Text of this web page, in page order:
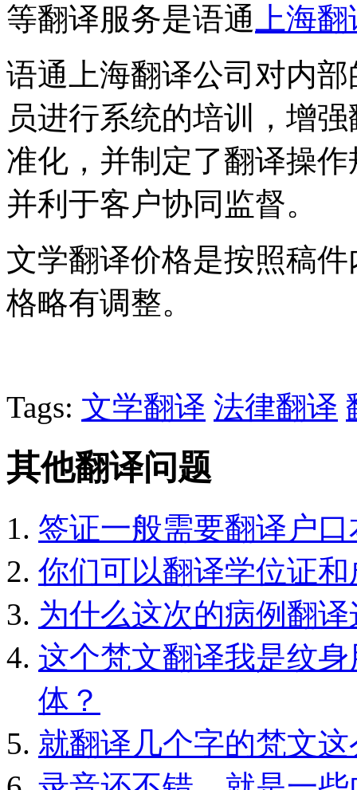
等翻译服务是语通 上海
语通上海翻译公司对内
员进行系统的培训，增
准化，并制定了翻译操
并利于客户协同监督。
文学翻译价格是按照稿
格略有调整。
Tags: 文学翻译 法律翻译
其他翻译问题
签证一般需要翻译户
你们可以翻译学位证
为什么这次的病例翻
这个梵文翻译我是纹
体？
就翻译几个字的梵文